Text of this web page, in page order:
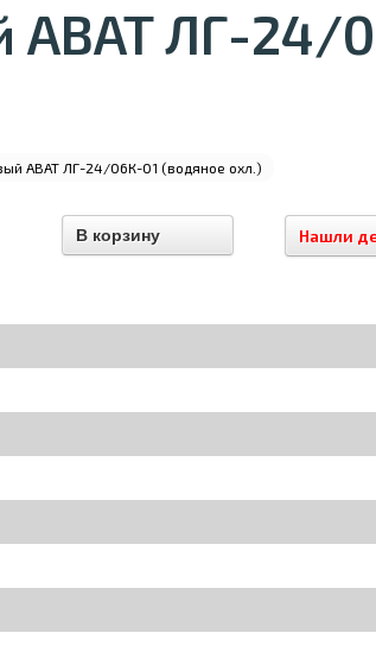
ЛГ-24/
ABAT ЛГ-24/06К-01 (водяное охл.)
Нашли